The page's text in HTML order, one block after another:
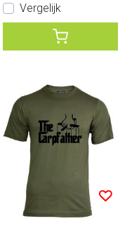
Vergelijk